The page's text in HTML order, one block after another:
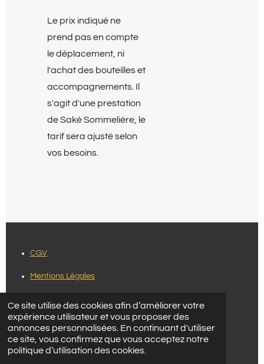
Ce site utilise des cookies afin d’améliorer votre
expérience utilisateur et vous proposer des
annonces personnalisées. En continuant d'utiliser
ce site, vous confirmez que vous acceptez notre
politique d’utilisation des cookies.
Le prix indiqué ne
prend pas en compte
le déplacement, ni
l'achat des bouteilles et
accompagnements. Il
s'agit d'une prestation
de Saké Sommelière, le
tarif sera ajusté selon
vos besoins.
CGV
Mentions Légales
Moya,Galen Crout,pgaberski, Walter Mario Stein
Yamazaki
© 2023 - 2026 O+ SAKE EVENT